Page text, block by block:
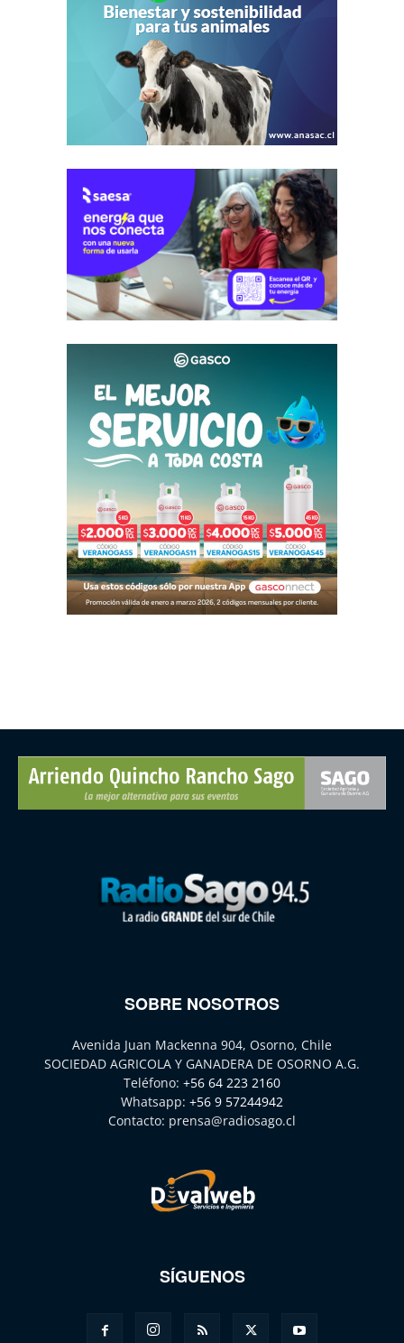
SOBRE NOSOTROS
Avenida Juan Mackenna 904, Osorno, Chile
SOCIEDAD AGRICOLA Y GANADERA DE OSORNO A.G.
Teléfono: +56 64 223 2160
Whatsapp: +56 9 57244942
Contacto: prensa@radiosago.cl
SÍGUENOS